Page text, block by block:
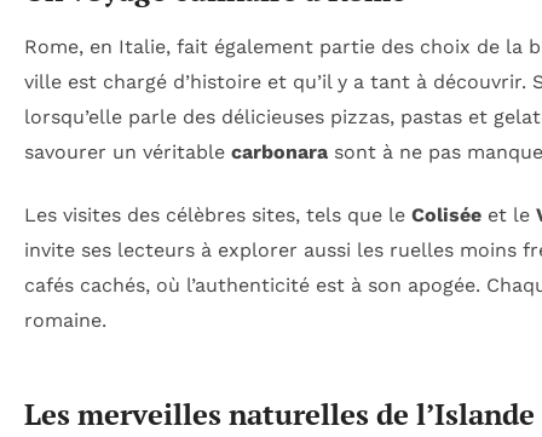
Rome, en Italie, fait également partie des choix de la
ville est chargé d’histoire et qu’il y a tant à
lorsqu’elle parle des délicieuses pizzas, pastas et
savourer un véritable carbonara sont à ne pas
Les visites des célèbres sites, tels que le Colisée et le
invite ses lecteurs à explorer aussi les ruelles moins
cafés cachés, où l’authenticité est à son apogée.
romaine.
Les merveilles naturelles de l’Islande